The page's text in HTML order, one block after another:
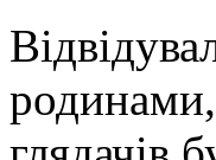
родинами,